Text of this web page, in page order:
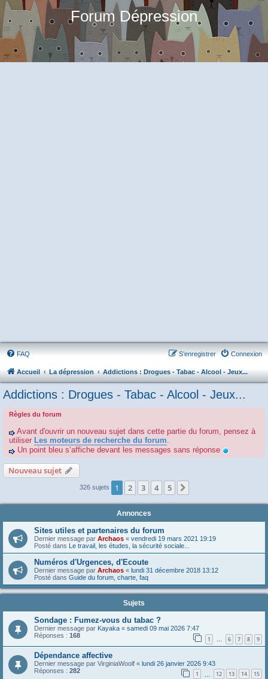
Forum Dépression
FAQ Connexion
S’enregistrer
Accueil La dépression Addictions : Drogues - Tabac - Alcool - Jeux...
Addictions : Drogues - Tabac - Alcool - Jeux...
Règles du forum
Avant d'ouvrir un nouveau sujet dans cette partie du forum, pensez à
utiliser Les moteurs de recherche du forum.
Un point bleu s’affiche devant les messages sans réponse
Nouveau sujet
326 sujets 1 2 3 4 5
Annonces
Sites utiles et partenaires du forum
Dernier message par Archaos « vendredi 19 mars 2021 19:19
Posté dans Le travail, les études, la sécurité sociale...
Numéros d'Urgences, d'Ecoute
Dernier message par Archaos « lundi 31 décembre 2018 13:12
Posté dans Guide du forum, charte, faq
Sujets
Sondage : Fumez-vous du tabac ?
Dernier message par Kayaka « samedi 09 mai 2026 7:47
Réponses : 168 1 … 6 7 8 9
Dépendance affective
Dernier message par VirginiaWoolf « lundi 26 janvier 2026 9:43
Réponses : 282 1 12 13 14 15